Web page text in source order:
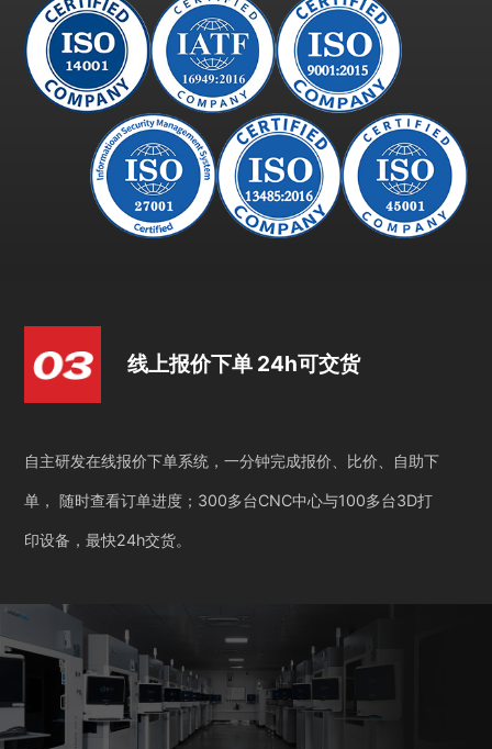
线上报价下单 24h可交货
自主研发在线报价下单系统，一分钟完成报价、比价、自助下
单， 随时查看订单进度；300多台CNC中心与100多台3D打
印设备，最快24h交货。